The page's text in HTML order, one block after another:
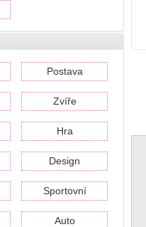
Postava
Zvíře
Hra
Design
Sportovní
Auto